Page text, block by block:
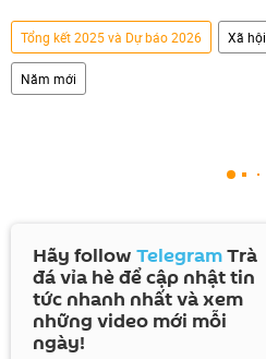
Tổng kết 2025 và Dự báo 2026 Xã hội
Năm mới
Hãy follow TelegramTrà
đá vỉa hè để cập nhật tin
tức nhanh nhất và xem
những video mới mỗi
ngày!